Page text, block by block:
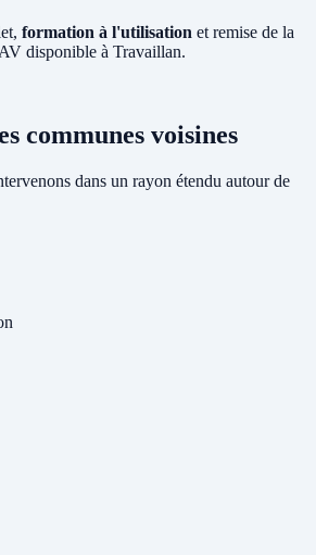
formation à l'utilisation et remise de la
disponible à Travaillan.
communes voisines
dans un rayon étendu autour de